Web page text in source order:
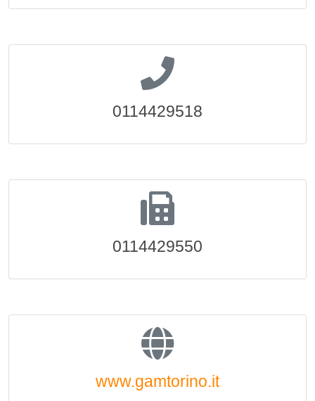
0114429518
0114429550
www.gamtorino.it